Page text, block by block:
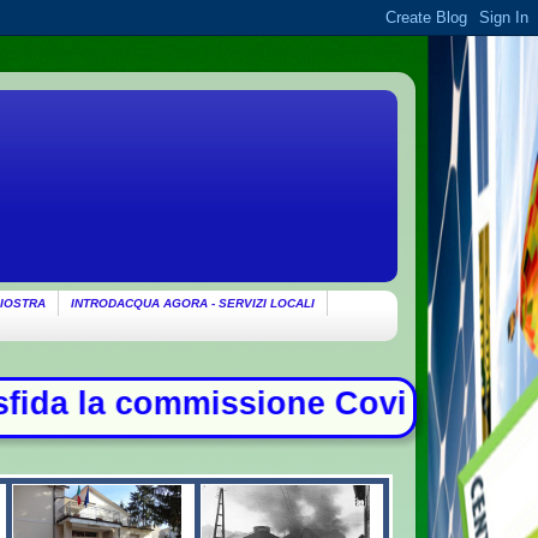
INTRODACQUA AGORA - SERVIZI LOCALI
duello con Meloni -